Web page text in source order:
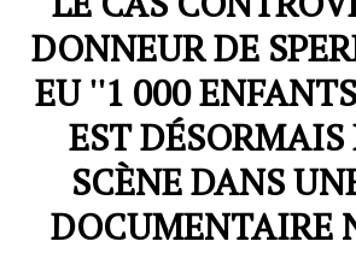
DONNEUR DE
EU ''1 000
EST
SCÈNE DANS
DOCUMENTAIRE